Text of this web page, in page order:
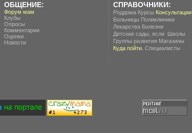
ОБЩЕНИЕ:
Форум мам
Клубы
Опросы
Комментарии
Оценки
Новости
СПРАВОЧНИКИ:
Роддома Курсы Консультации
Больницы Поликлиники
Лекарства Болезни
Детские сады, ясли Школы
Группы развития Магазины
Куда пойти. Специалисты